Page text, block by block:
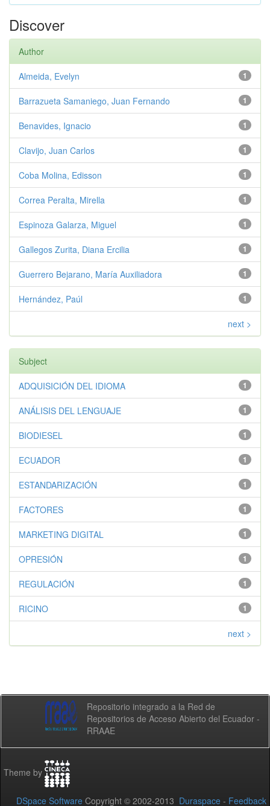
Discover
Author
1
Almeida, Evelyn
1
Barrazueta Samaniego, Juan Fernando
1
Benavides, Ignacio
1
Clavijo, Juan Carlos
1
Coba Molina, Edisson
1
Correa Peralta, Mirella
1
Espinoza Galarza, Miguel
1
Gallegos Zurita, Diana Ercilia
1
Guerrero Bejarano, María Auxiliadora
1
Hernández, Paúl
next >
Subject
1
ADQUISICIÓN DEL IDIOMA
1
ANÁLISIS DEL LENGUAJE
1
BIODIESEL
1
ECUADOR
1
ESTANDARIZACIÓN
1
FACTORES
1
MARKETING DIGITAL
1
OPRESIÓN
1
REGULACIÓN
1
RICINO
next >
Repositorio integrado a la Red de
Repositorios de Acceso Abierto del Ecuador -
RRAAE
Theme by
DSpace Software Copyright © 2002-2013 Duraspace - Feedback